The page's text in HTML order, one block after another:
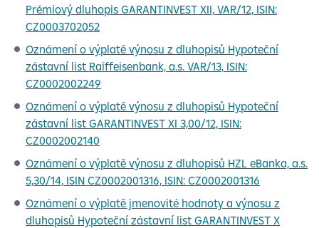
Prémiový dluhopis GARANTINVEST XII, VAR/12, ISIN:
CZ0003702052
Oznámení o výplatě výnosu z dluhopisů Hypoteční
zástavní list Raiffeisenbank, a.s. VAR/13, ISIN:
CZ0002002249
Oznámení o výplatě výnosu z dluhopisů Hypoteční
zástavní list GARANTINVEST XI 3,00/12, ISIN:
CZ0002002140
Oznámení o výplatě výnosu z dluhopisů HZL eBanka, a.s.
5,30/14, ISIN CZ0002001316, ISIN: CZ0002001316
Oznámení o výplatě jmenovité hodnoty a výnosu z
dluhopisů Hypoteční zástavní list GARANTINVEST X